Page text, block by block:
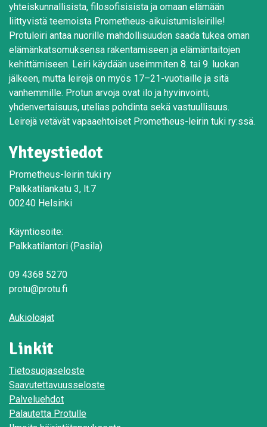
yhteiskunnallisista, filosofisisista ja omaan elämään
liittyvistä teemoista Prometheus-aikuistumisleirille!
Protuleiri antaa nuorille mahdollisuuden saada tukea oman
elämänkatsomuksensa rakentamiseen ja elämäntaitojen
kehittämiseen. Leiri käydään useimmiten 8. tai 9. luokan
jälkeen, mutta leirejä on myös 17–21-vuotiaille ja sitä
vanhemmille. Protun arvoja ovat ilo ja hyvinvointi,
yhdenvertaisuus, utelias pohdinta sekä vastuullisuus.
Leirejä vetävät vapaaehtoiset Prometheus-leirin tuki ry:ssä.
Yhteystiedot
Prometheus-leirin tuki ry
Palkkatilankatu 3, lt.7
00240 Helsinki
Käyntiosoite:
Palkkatilantori (Pasila)
09 4368 5270
protu@protu.fi
Aukioloajat
Linkit
Tietosuojaseloste
Saavutettavuusseloste
Palveluehdot
Palautetta Protulle